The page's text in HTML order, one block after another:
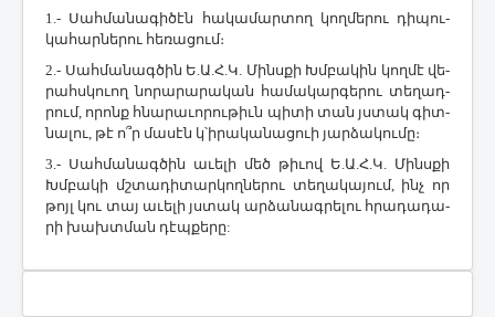
1.- ­Սահ­մա­նա­գի­ծէն հա­կա­մար­տող կող­մե­րու դի­պու­
կա­հար­նե­րու հե­ռա­ցում։
2.- ­Սահ­մա­նագ­ծին Ե.Ա.Հ.Կ. ­Մինս­քի Խմ­բա­կին կող­մէ վե­
րահս­կո­ւող նո­րա­րա­րա­կան հա­մա­կար­գե­րու տե­ղադ­
րում, ո­րոնք հնա­րա­ւո­րու­թիւն պի­տի տան յստակ գիտ­
նա­լու, թէ ո՞ր մա­սէն կ­՝ի­րա­կա­նա­ցո­ւի յար­ձա­կու­մը։
3.- ­Սահ­մա­նագ­ծին ա­ւե­լի մեծ թի­ւով Ե.Ա.Հ.Կ. ­Մինս­քի
Խմ­բա­կի մշտա­դի­տար­կող­նե­րու տե­ղա­կա­յում, ինչ որ
թոյլ կու տայ ա­ւե­լի յստակ ար­ձա­նագ­րե­լու հրա­դա­դա­
րի խախտ­ման դէպ­քե­րը: